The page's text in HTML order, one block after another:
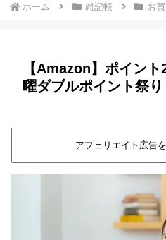
ホーム 雑記帳 お
【Amazon】ポイン
曜ダブルポイント祭り
アフェリエイト広告